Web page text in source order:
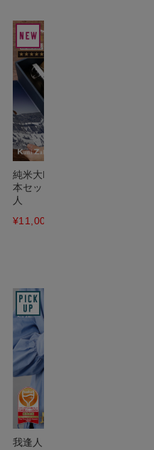
純米大吟醸 飲み比べ 720ml 2
本セット 化粧箱入り 中埜 我逢
人
¥11,000
我逢人 純米大吟醸 Y30 720ml